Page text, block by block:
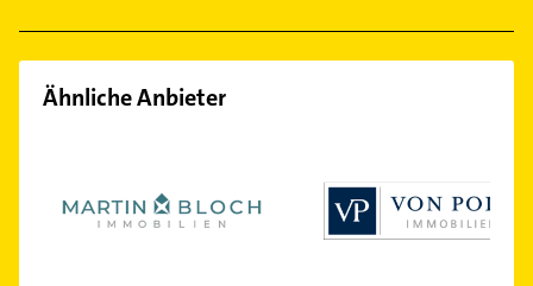
Ähnliche Anbieter